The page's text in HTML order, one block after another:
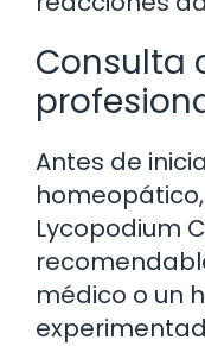
Consulta
Antes de
Lycopodium
médico o un